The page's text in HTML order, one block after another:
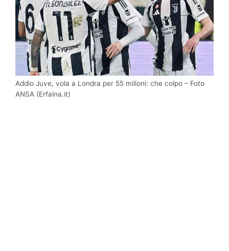
Addio Juve, vola a Londra per 55 milioni: che colpo – Foto
ANSA (Erfaina.it)